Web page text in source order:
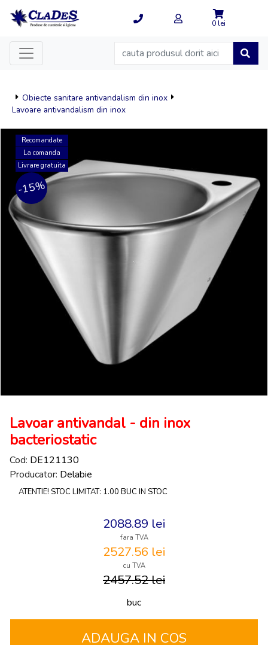
0 lei
Obiecte sanitare antivandalism din inox
Lavoare antivandalism din inox
Recomandate
La comanda
Livrare gratuita
-15%
Lavoar antivandal - din inox
bacteriostatic
Cod: DE121130
Producator: Delabie
ATENTIE! STOC LIMITAT: 1.00 BUC IN STOC
2088.89 lei
fara TVA
2527.56 lei
cu TVA
2457.52 lei
buc